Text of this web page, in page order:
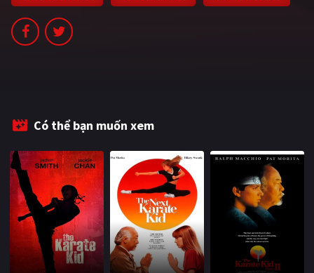
TUYỂN TẬP PHIM
Có thể bạn muốn xem